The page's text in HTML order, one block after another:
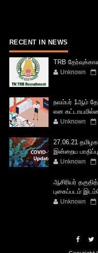
RECENT IN NEWS
TRB
Unknown
நவம்பர் 1ஆம்
என
Unknown
27.06.21
இன்றைய
Unknown
ஆசிரியர்
புகைப்படம்
Unknown